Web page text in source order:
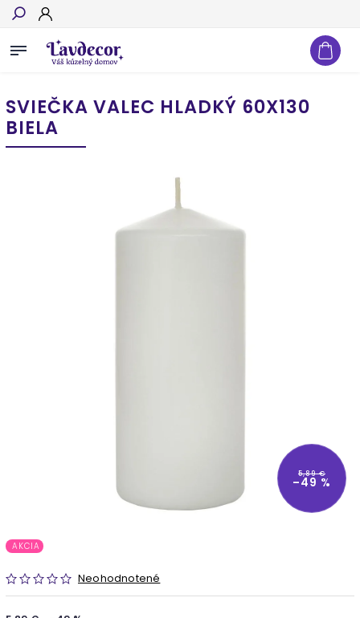
Hľadať
SVIEČKA VALEC HLADKÝ 60X130
BIELA
5,89 €
–49 %
AKCIA
Neohodnotené